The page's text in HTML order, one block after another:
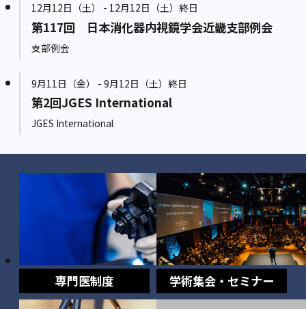
12月12日（土） - 12月12日（土）終日
第117回 日本消化器内視鏡学会近畿支部例会
支部例会
9月11日（金） - 9月12日（土）終日
第2回JGES International
JGES International
専門医制度 学術集会・セミナー